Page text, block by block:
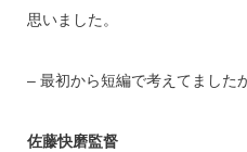
思いました。
– 最初から短編で考えてました
佐藤快磨監督